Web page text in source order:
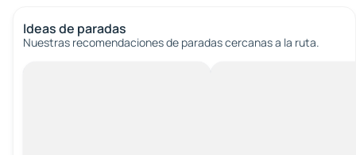
Ideas de paradas
Nuestras recomendaciones de paradas cercanas a la ruta.